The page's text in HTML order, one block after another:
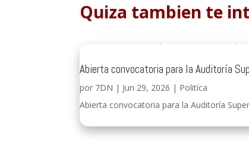
Quiza tambien te
Abierta convocatoria para la Auditoría
por 7DN | Jun 29, 2026 | Politíca
Abierta convocatoria para la Auditoría